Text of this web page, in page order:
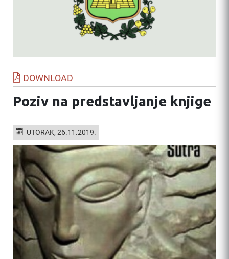
DOWNLOAD
Poziv na predstavljanje knjige
UTORAK, 26.11.2019.